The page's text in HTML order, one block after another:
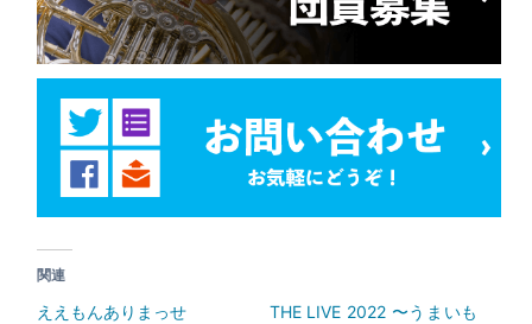
関連
ええもんありまっせ
THE LIVE 2022 〜うまいも